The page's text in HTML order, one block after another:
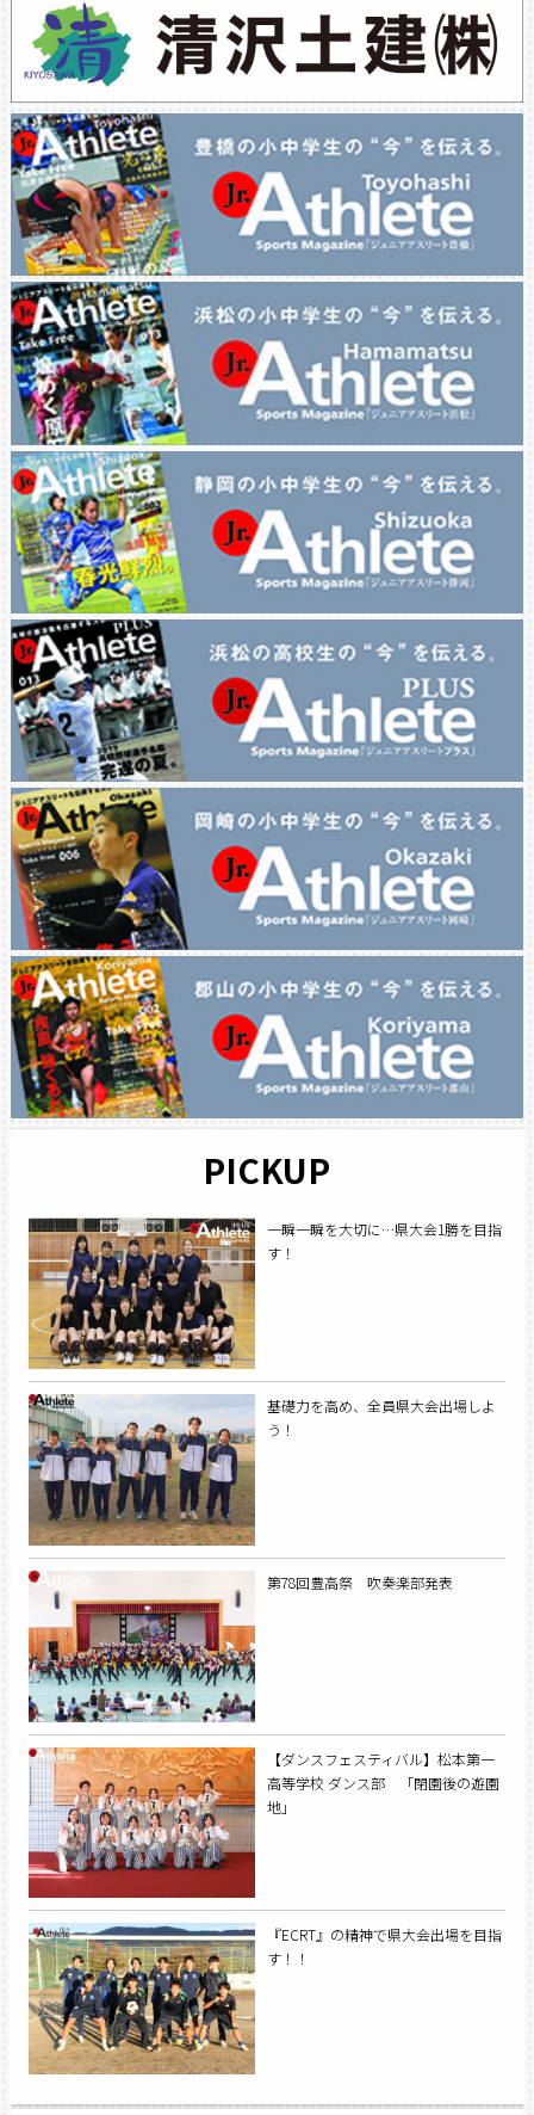
PICKUP
一瞬一瞬を大切に…県大会1勝を目指
す！
基礎力を高め、全員県大会出場しよ
う！
第78回豊高祭 吹奏楽部発表
【ダンスフェスティバル】松本第一
高等学校 ダンス部 「閉園後の遊園
地」
『ECRT』の精神で県大会出場を目指
す！！